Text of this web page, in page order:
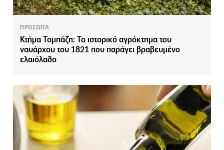
ΠΡΟΣΩΠΑ
Κτήμα Τομπάζη: Το ιστορικό αγρόκτημα του
ναυάρχου του 1821 που παράγει βραβευμένο
ελαιόλαδο